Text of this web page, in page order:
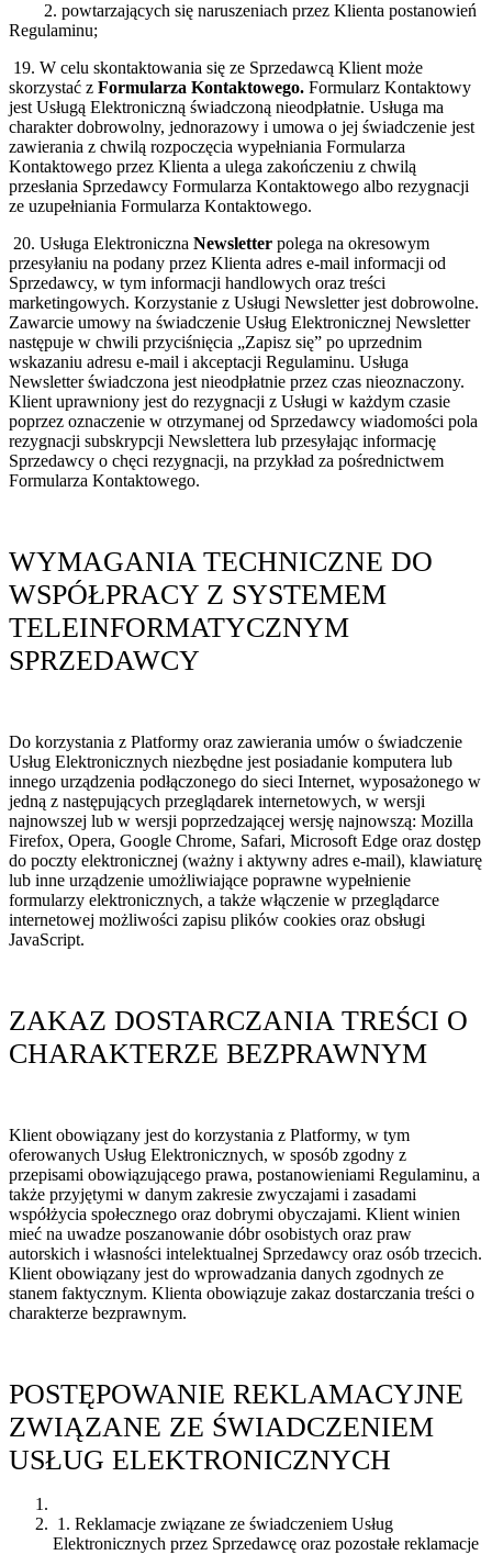
2. powtarzających się naruszeniach przez Klienta postanowień
Regulaminu;
19. W celu skontaktowania się ze Sprzedawcą Klient może
skorzystać z Formularza Kontaktowego. Formularz Kontaktowy
jest Usługą Elektroniczną świadczoną nieodpłatnie. Usługa ma
charakter dobrowolny, jednorazowy i umowa o jej świadczenie jest
zawierania z chwilą rozpoczęcia wypełniania Formularza
Kontaktowego przez Klienta a ulega zakończeniu z chwilą
przesłania Sprzedawcy Formularza Kontaktowego albo rezygnacji
ze uzupełniania Formularza Kontaktowego.
20. Usługa Elektroniczna Newsletter polega na okresowym
przesyłaniu na podany przez Klienta adres e-mail informacji od
Sprzedawcy, w tym informacji handlowych oraz treści
marketingowych. Korzystanie z Usługi Newsletter jest dobrowolne.
Zawarcie umowy na świadczenie Usług Elektronicznej Newsletter
następuje w chwili przyciśnięcia „Zapisz się” po uprzednim
wskazaniu adresu e-mail i akceptacji Regulaminu. Usługa
Newsletter świadczona jest nieodpłatnie przez czas nieoznaczony.
Klient uprawniony jest do rezygnacji z Usługi w każdym czasie
poprzez oznaczenie w otrzymanej od Sprzedawcy wiadomości pola
rezygnacji subskrypcji Newslettera lub przesyłając informację
Sprzedawcy o chęci rezygnacji, na przykład za pośrednictwem
Formularza Kontaktowego.
WYMAGANIA TECHNICZNE DO
WSPÓŁPRACY Z SYSTEMEM
TELEINFORMATYCZNYM
SPRZEDAWCY
Do korzystania z Platformy oraz zawierania umów o świadczenie
Usług Elektronicznych niezbędne jest posiadanie komputera lub
innego urządzenia podłączonego do sieci Internet, wyposażonego w
jedną z następujących przeglądarek internetowych, w wersji
najnowszej lub w wersji poprzedzającej wersję najnowszą: Mozilla
Firefox, Opera, Google Chrome, Safari, Microsoft Edge oraz dostęp
do poczty elektronicznej (ważny i aktywny adres e-mail), klawiaturę
lub inne urządzenie umożliwiające poprawne wypełnienie
formularzy elektronicznych, a także włączenie w przeglądarce
internetowej możliwości zapisu plików cookies oraz obsługi
JavaScript.
ZAKAZ DOSTARCZANIA TREŚCI O
CHARAKTERZE BEZPRAWNYM
Klient obowiązany jest do korzystania z Platformy, w tym
oferowanych Usług Elektronicznych, w sposób zgodny z
przepisami obowiązującego prawa, postanowieniami Regulaminu, a
także przyjętymi w danym zakresie zwyczajami i zasadami
współżycia społecznego oraz dobrymi obyczajami. Klient winien
mieć na uwadze poszanowanie dóbr osobistych oraz praw
autorskich i własności intelektualnej Sprzedawcy oraz osób trzecich.
Klient obowiązany jest do wprowadzania danych zgodnych ze
stanem faktycznym. Klienta obowiązuje zakaz dostarczania treści o
charakterze bezprawnym.
POSTĘPOWANIE REKLAMACYJNE
ZWIĄZANE ZE ŚWIADCZENIEM
USŁUG ELEKTRONICZNYCH
1. Reklamacje związane ze świadczeniem Usług
Elektronicznych przez Sprzedawcę oraz pozostałe reklamacje